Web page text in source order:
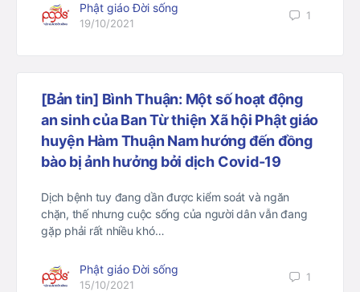
Phật giáo Đời sống
19/10/2021
1
[Bản tin] Bình Thuận: Một số hoạt động
an sinh của Ban Từ thiện Xã hội Phật giáo
huyện Hàm Thuận Nam hướng đến đồng
bào bị ảnh hưởng bởi dịch Covid-19
Dịch bệnh tuy đang dần được kiểm soát và ngăn
chặn, thế nhưng cuộc sống của người dân vẫn đang
gặp phải rất nhiều khó…
Phật giáo Đời sống
15/10/2021
1